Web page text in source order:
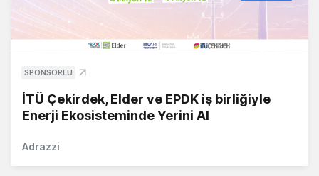
SPONSORLU
İTÜ Çekirdek, Elder ve EPDK iş birliğiyle
Enerji Ekosisteminde Yerini Al
Adrazzi